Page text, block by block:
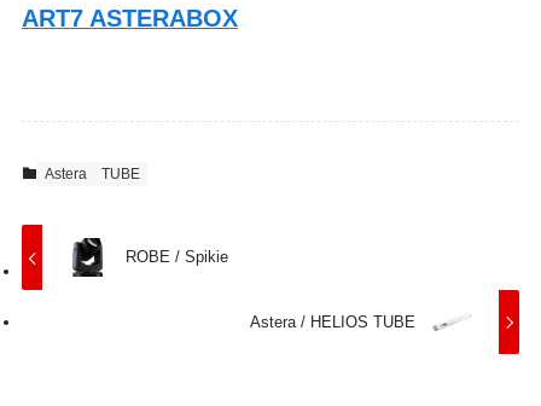
ART7 ASTERABOX
Astera TUBE
ROBE / Spikie
Astera / HELIOS TUBE